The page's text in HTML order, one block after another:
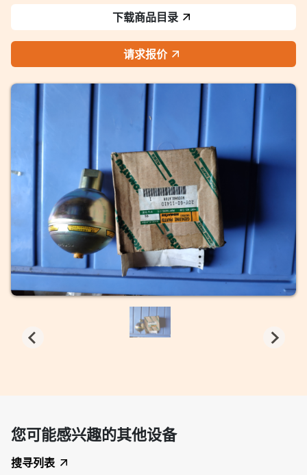
下载商品目录
请求报价
您可能感兴趣的其他设备
搜寻列表